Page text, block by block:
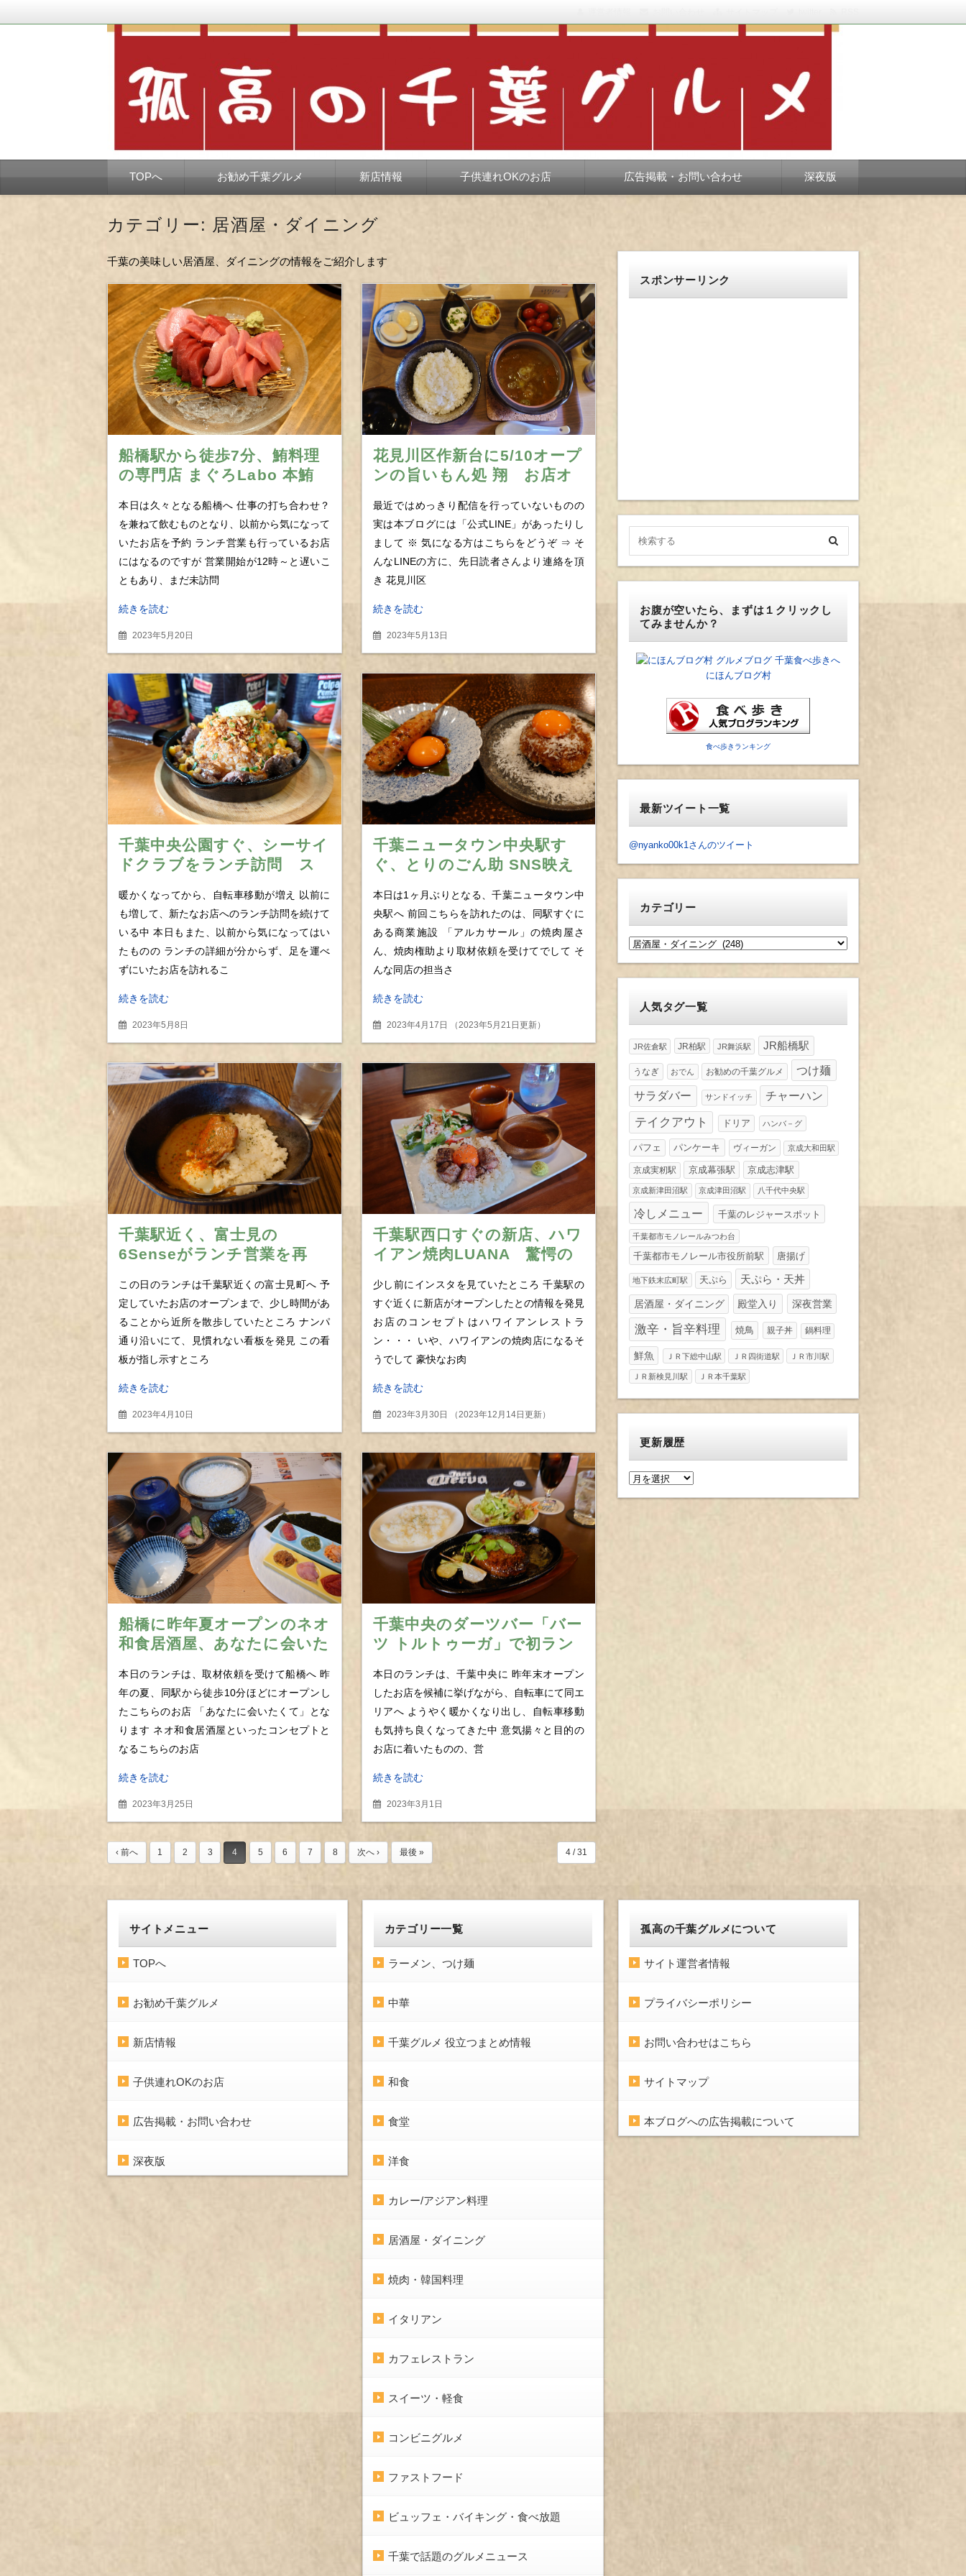
孤高の千葉グルメ
千葉市を中心とした、孤独なようで孤独でもない、ちょっと孤高な食べ歩き。だいたい当たりますが、時々派手にスベります。
TOPへ お勧め千葉グルメ 新店情報 子供連れOKのお店 広告掲載・お問い合わせ 深夜版
カテゴリー: 居酒屋・ダイニング
千葉の美味しい居酒屋、ダイニングの情報をご紹介します
船橋駅から徒歩7分、鮪料理
の専門店 まぐろLabo 本鮪
トら絶品の鮪三昧
本日は久々となる船橋へ 仕事の打ち合わせ？
を兼ねて飲むものとなり、以前から気になって
いたお店を予約 ランチ営業も行っているお店
にはなるのですが 営業開始が12時～と遅いこ
ともあり、まだ未訪問
続きを読む
2023年5月20日
花見川区作新台に5/10オープ
ンの旨いもん処 翔 お店オ
りに思わず完飲
最近ではめっきり配信を行っていないものの
実は本ブログには「公式LINE」があったりし
まして ※ 気になる方はこちらをどうぞ ⇒ そ
んなLINEの方に、先日読者さんより連絡を頂
き 花見川区
続きを読む
2023年5月13日
千葉中央公園すぐ、シーサイ
ドクラブをランチ訪問 ス
絶品ビーフ鉄板ランチ
暖かくなってから、自転車移動が増え 以前に
も増して、新たなお店へのランチ訪問を続けて
いる中 本日もまた、以前から気になってはい
たものの ランチの詳細が分からず、足を運べ
ずにいたお店を訪れるこ
続きを読む
2023年5月8日
千葉ニュータウン中央駅す
ぐ、とりのごん助 SNS映え
ス多彩な焼鳥居酒屋
本日は1ヶ月ぶりとなる、千葉ニュータウン中
央駅へ 前回こちらを訪れたのは、同駅すぐに
ある商業施設 「アルカサール」の焼肉屋さ
ん、焼肉権助より取材依頼を受けてでして そ
んな同店の担当さ
続きを読む
2023年4月17日 （2023年5月21日更新）
千葉駅近く、富士見の
6Senseがランチ営業を再
麻辣油のチキンカレー
この日のランチは千葉駅近くの富士見町へ 予
定していたお店のオープンまで、少し時間があ
ることから近所を散歩していたところ ナンパ
通り沿いにて、見慣れない看板を発見 この看
板が指し示すところ
続きを読む
2023年4月10日
千葉駅西口すぐの新店、ハワ
イアン焼肉LUANA 驚愕の
ステーキプレート
少し前にインスタを見ていたところ 千葉駅の
すぐ近くに新店がオープンしたとの情報を発見
お店のコンセプトはハワイアンレストラ
ン・・・ いや、ハワイアンの焼肉店になるそ
うでして 豪快なお肉
続きを読む
2023年3月30日 （2023年12月14日更新）
船橋に昨年夏オープンのネオ
和食居酒屋、あなたに会いた
揚げらを堪能
本日のランチは、取材依頼を受けて船橋へ 昨
年の夏、同駅から徒歩10分ほどにオープンし
たこちらのお店 「あなたに会いたくて」とな
ります ネオ和食居酒屋といったコンセプトと
なるこちらのお店
続きを読む
2023年3月25日
千葉中央のダーツバー「バー
ツ トルトゥーガ」で初ラン
絶品ハンバーグ
本日のランチは、千葉中央に 昨年末オープン
したお店を候補に挙げながら、自転車にて同エ
リアへ ようやく暖かくなり出し、自転車移動
も気持ち良くなってきた中 意気揚々と目的の
お店に着いたものの、営
続きを読む
2023年3月1日
‹ 前へ 1 2 3 4 5 6 7 8 次へ › 最後 » 4 / 31
スポンサーリンク
お腹が空いたら、まずは１クリックし
てみませんか？
にほんブログ村
食べ歩きランキング
最新ツイート一覧
@nyanko00k1さんのツイート
カテゴリー
カ
人気タグ一覧
JR佐倉駅 JR柏駅 JR舞浜駅 JR船橋駅
うなぎ おでん お勧めの千葉グルメ つけ麺
サラダバー サンドイッチ チャーハン
テイクアウト ドリア ハンバ－グ
パフェ パンケーキ ヴィーガン 京成大和田駅
京成実籾駅 京成幕張駅 京成志津駅
京成新津田沼駅 京成津田沼駅 八千代中央駅
冷しメニュー 千葉のレジャースポット
千葉都市モノレールみつわ台
千葉都市モノレール市役所前駅 唐揚げ
地下鉄末広町駅 天ぷら 天ぷら・天丼
居酒屋・ダイニング 殿堂入り 深夜営業
激辛・旨辛料理 焼鳥 親子丼 鍋料理
鮮魚 ＪＲ下総中山駅 ＪＲ四街道駅 ＪＲ市川駅
ＪＲ新検見川駅 ＪＲ本千葉駅
更新履歴
更
サイトメニュー
TOPへ
お勧め千葉グルメ
新店情報
子供連れOKのお店
広告掲載・お問い合わせ
深夜版
カテゴリー一覧
ラーメン、つけ麺
中華
千葉グルメ 役立つまとめ情報
和食
食堂
洋食
カレー/アジアン料理
居酒屋・ダイニング
焼肉・韓国料理
イタリアン
カフェレストラン
スイーツ・軽食
コンビニグルメ
ファストフード
ビュッフェ・バイキング・食べ放題
千葉で話題のグルメニュース
孤高の千葉グルメについて
サイト運営者情報
プライバシーポリシー
お問い合わせはこちら
サイトマップ
本ブログへの広告掲載について